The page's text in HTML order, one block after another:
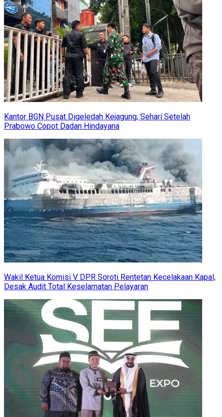
Kantor BGN Pusat Digeledah Kejagung, Sehari Setelah
Prabowo Copot Dadan Hindayana
Wakil Ketua Komisi V DPR Soroti Rentetan Kecelakaan Kapal,
Desak Audit Total Keselamatan Pelayaran